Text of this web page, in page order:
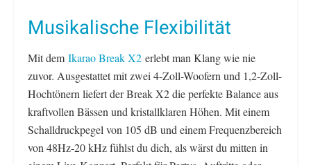
Musikalische Flexibilität
Mit dem Ikarao Break X2 erlebt man Klang wie nie
zuvor. Ausgestattet mit zwei 4-Zoll-Woofern und 1,2-Zoll-
Hochtönern liefert der Break X2 die perfekte Balance aus
kraftvollen Bässen und kristallklaren Höhen. Mit einem
Schalldruckpegel von 105 dB und einem Frequenzbereich
von 48Hz-20 kHz fühlst du dich, als wärst du mitten in